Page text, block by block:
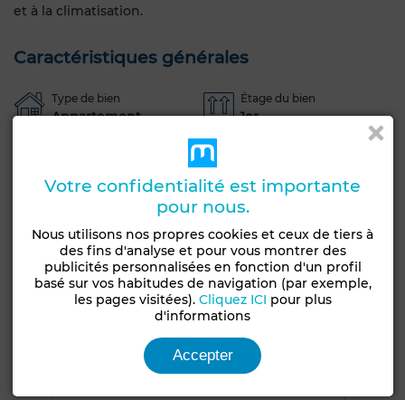
et à la climatisation.
Caractéristiques générales
Type de bien
Appartement
Étage du bien
1er
Voir plus de photos
Votre confidentialité est importante
pour nous.
Nous utilisons nos propres cookies et ceux de tiers à
des fins d'analyse et pour vous montrer des
publicités personnalisées en fonction d'un profil
basé sur vos habitudes de navigation (par exemple,
les pages visitées). Cliquez ICI pour plus
d'informations
Accepter